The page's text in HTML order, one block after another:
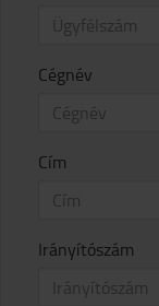
Cégnév
Cím
Irányítószám